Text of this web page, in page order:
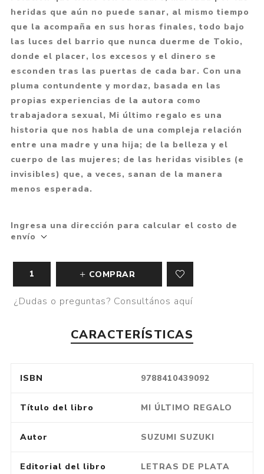
heridas que aún no puede sanar, al mismo tiempo
que la acompaña en sus horas finales, todo bajo
las luces del barrio que nunca duerme de Tokio,
donde el placer, los excesos y el dinero se
esconden tras las puertas de cada bar. Con una
pluma contundente y mordaz, basada en las
propias experiencias de la autora como
trabajadora sexual, Mi último regalo es una
historia que nos habla de una compleja relación
entre una madre y una hija; de la belleza y el
cuerpo de las mujeres; de las heridas visibles (e
invisibles) que, a veces, sanan de la manera
menos esperada.
Ingresa una dirección para calcular el costo de
envío
COMPRAR
¿Dudas o preguntas? Consultános aquí
CARACTERÍSTICAS
ISBN 9788410439092
Título del libro MI ÚLTIMO REGALO
Autor SUZUMI SUZUKI
Editorial del libro LETRAS DE PLATA